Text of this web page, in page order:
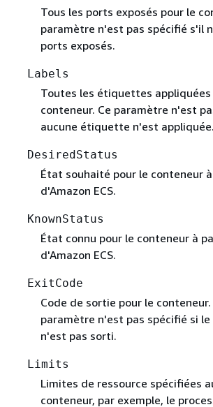
Tous les ports exposés pour le
paramètre n'est pas spécifié s'il
ports exposés.
Labels
Toutes les étiquettes appliquées
conteneur. Ce paramètre n'est
aucune étiquette n'est appliquée.
DesiredStatus
État souhaité pour le conteneur
d'Amazon ECS.
KnownStatus
État connu pour le conteneur à
d'Amazon ECS.
ExitCode
Code de sortie pour le conteneur.
paramètre n'est pas spécifié si
n'est pas sorti.
Limits
Limites de ressource spécifiées
conteneur, par exemple, le